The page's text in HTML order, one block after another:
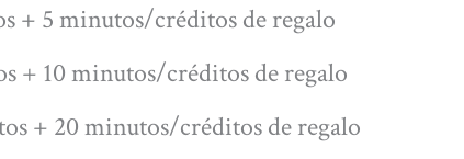
+ 5 minutos/créditos de regalo
+ 10 minutos/créditos de regalo
+ 20 minutos/créditos de regalo